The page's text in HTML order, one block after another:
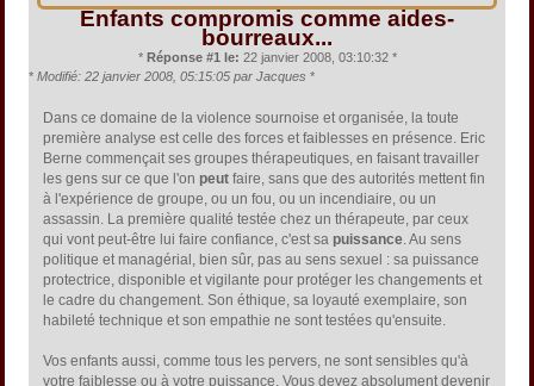
Enfants compromis comme aides-
bourreaux...
* Réponse #1 le: 22 janvier 2008, 03:10:32 *
* Modifié: 22 janvier 2008, 05:15:05 par Jacques *
Dans ce domaine de la violence sournoise et organisée, la toute
première analyse est celle des forces et faiblesses en présence. Eric
Berne commençait ses groupes thérapeutiques, en faisant travailler
les gens sur ce que l'on peut faire, sans que des autorités mettent fin
à l'expérience de groupe, ou un fou, ou un incendiaire, ou un
assassin. La première qualité testée chez un thérapeute, par ceux
qui vont peut-être lui faire confiance, c'est sa puissance. Au sens
politique et managérial, bien sûr, pas au sens sexuel : sa puissance
protectrice, disponible et vigilante pour protéger les changements et
le cadre du changement. Son éthique, sa loyauté exemplaire, son
habileté technique et son empathie ne sont testées qu'ensuite.
Vos enfants aussi, comme tous les pervers, ne sont sensibles qu'à
votre faiblesse ou à votre puissance. Vous devez absolument devenir